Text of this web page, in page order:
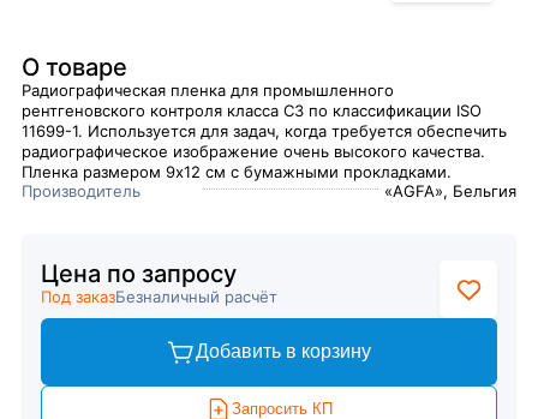
О товаре
Радиографическая пленка для промышленного
рентгеновского контроля класса С3 по классификации ISO
11699-1. Используется для задач, когда требуется обеспечить
радиографическое изображение очень высокого качества.
Пленка размером 9х12 см с бумажными прокладками.
Производитель
«AGFA», Бельгия
Цена по запросу
Под заказБезналичный расчёт
Добавить в корзину
Запросить КП